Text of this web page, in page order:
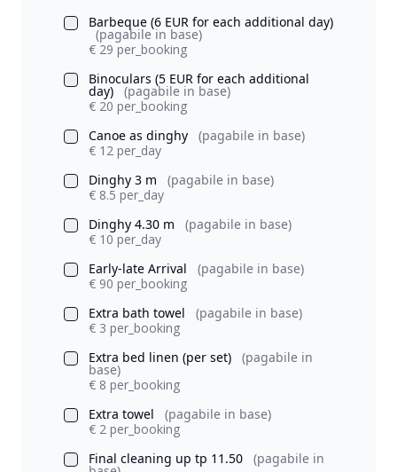
Barbeque (6 EUR for each additional day)
(pagabile in base)
€ 29 per_booking
Binoculars (5 EUR for each additional
day)
(pagabile in base)
€ 20 per_booking
Canoe as dinghy
(pagabile in base)
€ 12 per_day
Dinghy 3 m
(pagabile in base)
€ 8.5 per_day
Dinghy 4.30 m
(pagabile in base)
€ 10 per_day
Early-late Arrival
(pagabile in base)
€ 90 per_booking
Extra bath towel
(pagabile in base)
€ 3 per_booking
Extra bed linen (per set)
(pagabile in
base)
€ 8 per_booking
Extra towel
(pagabile in base)
€ 2 per_booking
Final cleaning up tp 11.50
(pagabile in